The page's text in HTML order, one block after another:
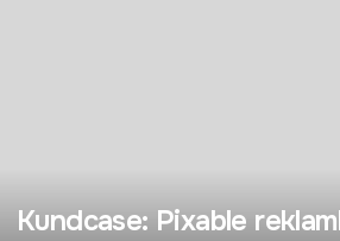
Kundcase: Pixable